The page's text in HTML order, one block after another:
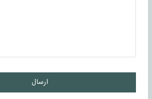
ارسال